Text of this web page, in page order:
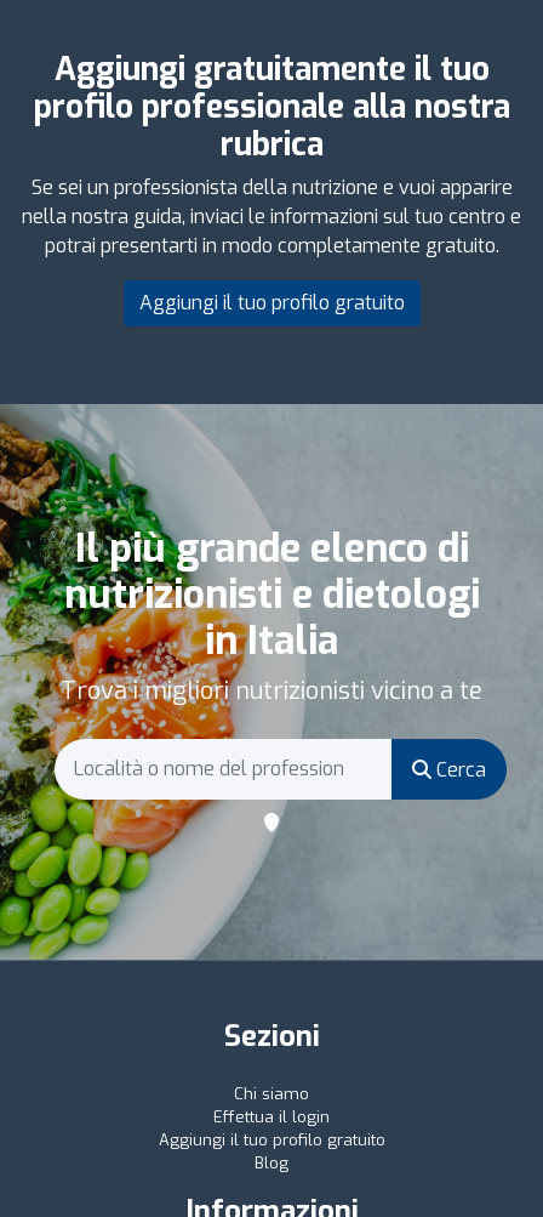
Aggiungi gratuitamente il tuo
profilo professionale alla nostra
rubrica
Se sei un professionista della nutrizione e vuoi apparire
nella nostra guida, inviaci le informazioni sul tuo centro e
potrai presentarti in modo completamente gratuito.
Aggiungi il tuo profilo gratuito
Il più grande elenco di
nutrizionisti e dietologi
in Italia
Trova i migliori nutrizionisti vicino a te
Cerca
Sezioni
Chi siamo
Effettua il login
Aggiungi il tuo profilo gratuito
Blog